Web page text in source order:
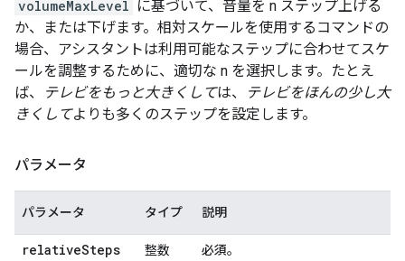
volumeMaxLevel に基づいて、音量を n ステップ上げる
か、または下げます。相対スケールを使用するコマンドの
場合、アシスタントは利用可能なステップに合わせてスケ
ールを調整するために、適切な n を選択します。たとえ
ば、
テレビをもっと大きくしては、
テレビをほんの少し大
きくしてよりも多くのステップを設定します。
パラメータ
パラメータ タイプ 説明
relativeSteps 整数 必須。